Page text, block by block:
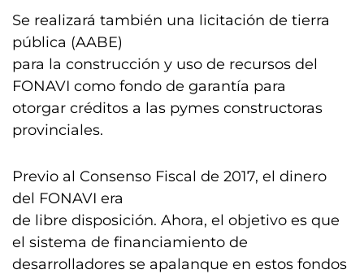
Se realizará también una licitación de tierra
pública (AABE)
para la construcción y uso de recursos del
FONAVI como fondo de garantía para
otorgar créditos a las pymes constructoras
provinciales.
Previo al Consenso Fiscal de 2017, el dinero
del FONAVI era
de libre disposición. Ahora, el objetivo es que
el sistema de financiamiento de
desarrolladores se apalanque en estos fondos